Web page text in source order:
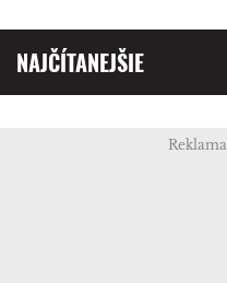
NAJČÍTANEJŠIE
Reklama